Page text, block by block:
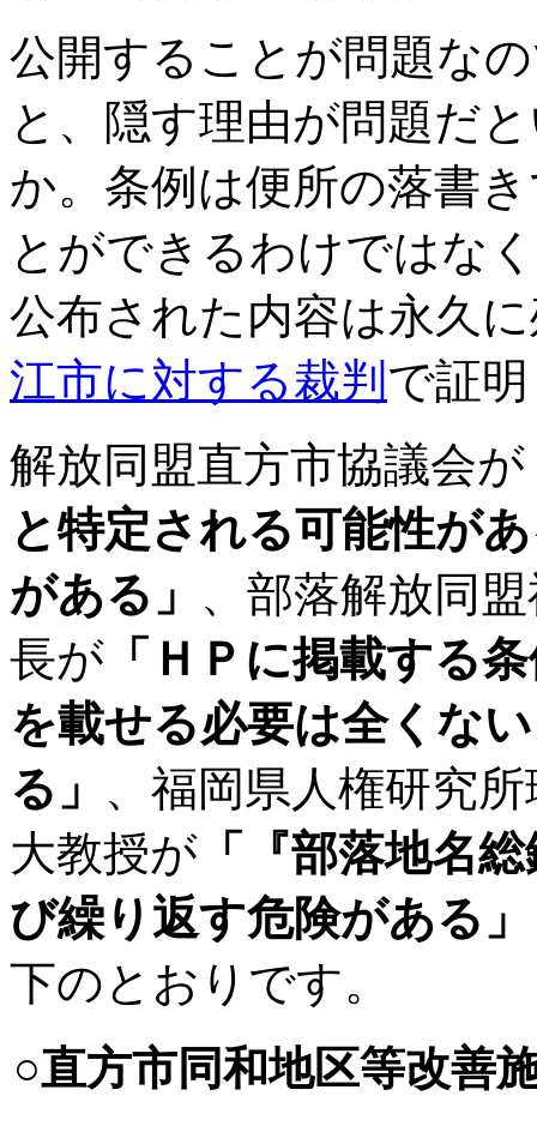
公開することが問題な
と、隠す理由が問題だ
か。条例は便所の落書
とができるわけではな
公布された内容は永久
江市に対する裁判 で証
解放同盟直方市協議会が
と特定される可能性が
がある」 、部落解放同
長が 「ＨＰに掲載する
を載せる必要は全くな
る」 、福岡県人権研究
大教授が 「『部落地名
び繰り返す危険がある」
下のとおりです。
○直方市同和地区等改善